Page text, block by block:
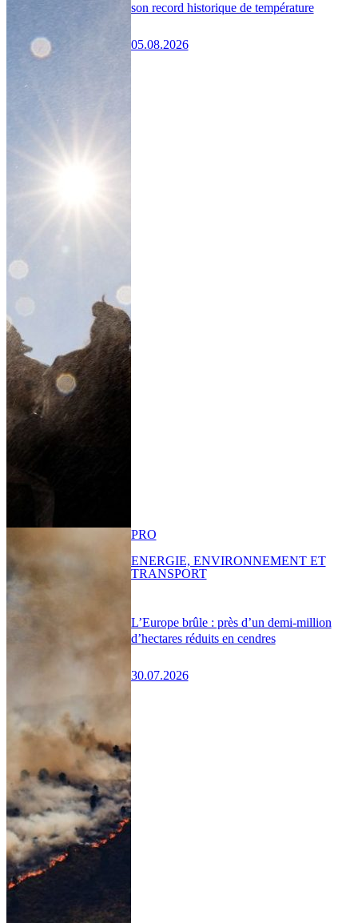
son record historique de température
05.08.2026
L’Europe brûle : près d’un demi-million
d’hectares réduits en cendres
30.07.2026
PRO
ENERGIE, ENVIRONNEMENT ET
TRANSPORT